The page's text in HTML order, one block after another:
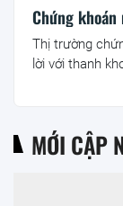
Chứng
Thị trường
lời với thanh
MỚI CẬP